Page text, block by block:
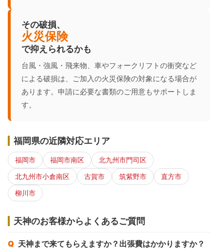
その破損、
火災保険
で抑えられるかも
台風・強風・飛来物、車やフォークリフトの衝突など
による破損は、ご加入の火災保険の対象になる場合が
あります。申請に必要な書類のご用意もサポートしま
す。
福岡県の近隣対応エリア
福岡市 福岡市南区
北九州市門司区
北九州市小倉南区
古賀市 筑紫野市
直方市
柳川市
天神のお客様からよくあるご質問
天神まで来てもらえますか？出張費はかかりますか？